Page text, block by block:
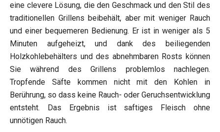
eine clevere Lösung, die den Geschmack und den Stil des
traditionellen Grillens beibehält, aber mit weniger Rauch
und einer bequemeren Bedienung. Er ist in weniger als 5
Minuten aufgeheizt, und dank des beiliegenden
Holzkohlebehälters und des abnehmbaren Rosts können
Sie während des Grillens problemlos nachlegen.
Tropfende Säfte kommen nicht mit den Kohlen in
Berührung, so dass keine Rauch- oder Geruchsentwicklung
entsteht. Das Ergebnis ist saftiges Fleisch ohne
unnötigen Rauch.